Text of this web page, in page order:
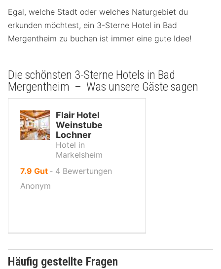
Egal, welche Stadt oder welches Naturgebiet du
erkunden möchtest, ein 3-Sterne Hotel in Bad
Mergentheim zu buchen ist immer eine gute Idee!
Die schönsten 3-Sterne Hotels in Bad
Mergentheim – Was unsere Gäste sagen
Flair Hotel
Weinstube
Lochner
Hotel in
Markelsheim
7.9 von
Gut ‐ 4 Bewertungen
Anonym
Häufig gestellte Fragen